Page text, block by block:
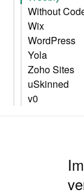
Without
Wix
WordPress
Yola
Zoho Sites
uSkinned
v0